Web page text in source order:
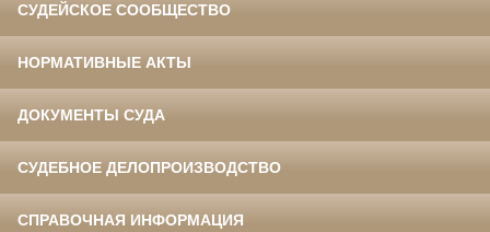
СУДЕЙСКОЕ СООБЩЕСТВО
НОРМАТИВНЫЕ АКТЫ
ДОКУМЕНТЫ СУДА
СУДЕБНОЕ ДЕЛОПРОИЗВОДСТВО
СПРАВОЧНАЯ ИНФОРМАЦИЯ